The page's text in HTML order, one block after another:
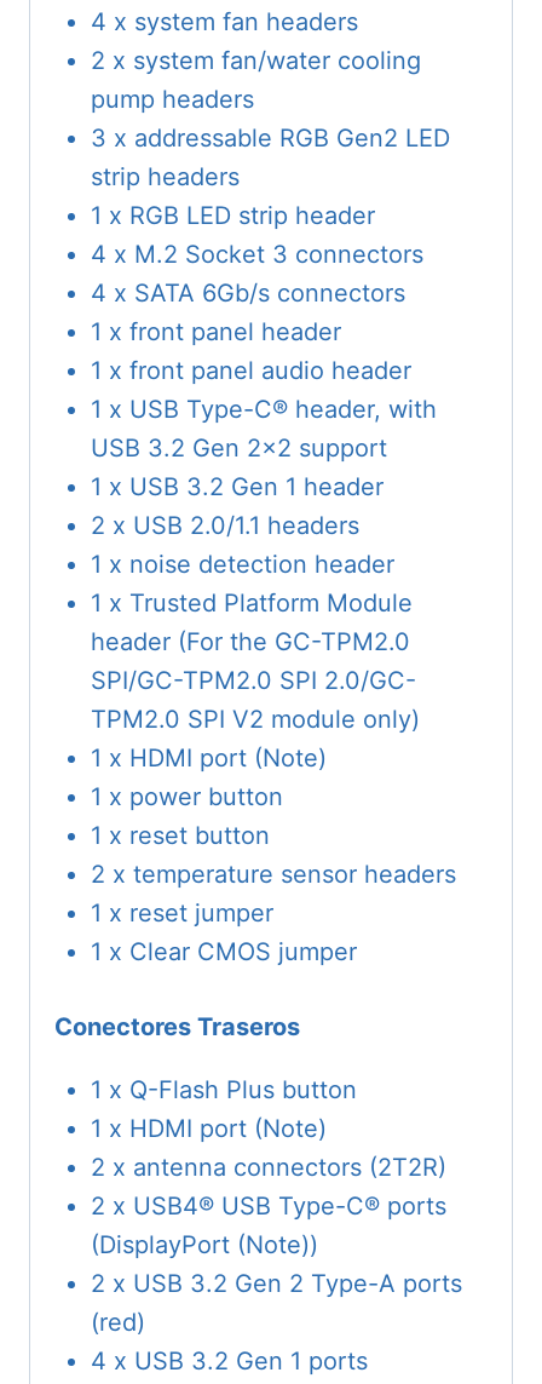
4 x system fan headers
2 x system fan/water cooling
pump headers
3 x addressable RGB Gen2 LED
strip headers
1 x RGB LED strip header
4 x M.2 Socket 3 connectors
4 x SATA 6Gb/s connectors
1 x front panel header
1 x front panel audio header
1 x USB Type-C® header, with
USB 3.2 Gen 2×2 support
1 x USB 3.2 Gen 1 header
2 x USB 2.0/1.1 headers
1 x noise detection header
1 x Trusted Platform Module
header (For the GC-TPM2.0
SPI/GC-TPM2.0 SPI 2.0/GC-
TPM2.0 SPI V2 module only)
1 x HDMI port (Note)
1 x power button
1 x reset button
2 x temperature sensor headers
1 x reset jumper
1 x Clear CMOS jumper
Conectores Traseros
1 x Q-Flash Plus button
1 x HDMI port (Note)
2 x antenna connectors (2T2R)
2 x USB4® USB Type-C® ports
(DisplayPort (Note))
2 x USB 3.2 Gen 2 Type-A ports
(red)
4 x USB 3.2 Gen 1 ports